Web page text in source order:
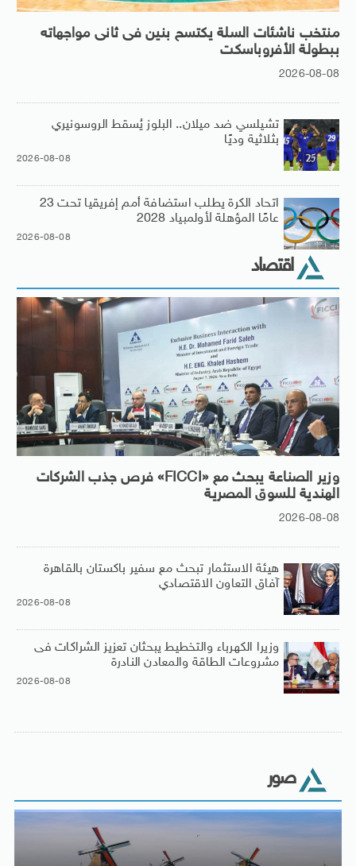
منتخب ناشئات السلة يكتسح بنين فى ثانى مواجهاته
ببطولة الأفروباسكت
2026-08-08
تشيلسي ضد ميلان.. البلوز يُسقط الروسونيري
بثلاثية وديًا
2026-08-08
اتحاد الكرة يطلب استضافة أمم إفريقيا تحت 23
عامًا المؤهلة لأولمبياد 2028
2026-08-08
اقتصاد
وزير الصناعة يبحث مع «FICCI» فرص جذب الشركات
الهندية للسوق المصرية
2026-08-08
هيئة الاستثمار تبحث مع سفير باكستان بالقاهرة
آفاق التعاون الاقتصادي
2026-08-08
وزيرا الكهرباء والتخطيط يبحثان تعزيز الشراكات فى
مشروعات الطاقة والمعادن النادرة
2026-08-08
صور